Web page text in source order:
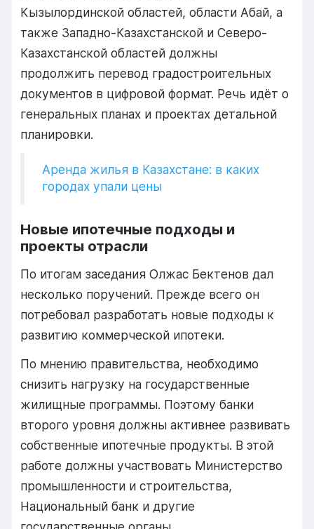
Кызылординскойобластей,области Абай,а
также Западно-Казахстанской иСеверо-
Казахстанскойобластейдолжны
продолжить перевод градостроительных
документов в цифровойформат. Речь идёто
генеральных планах и проектахдетальной
планировки.
Аренда жилья в Казахстане: в каких
городах упали цены
Новые ипотечные подходы и
проекты отрасли
По итогам заседанияОлжас Бектенов дал
несколько поручений. Прежде всегоон
потребовал разработать новые подходы к
развитию коммерческой ипотеки.
По мнению правительства, необходимо
снизить нагрузку на государственные
жилищные программы. Поэтомубанки
второгоуровнядолжныактивнее развивать
собственные ипотечные продукты. Вэтой
работедолжныучаствовать Министерство
промышленности истроительства,
Национальныйбанк идругие